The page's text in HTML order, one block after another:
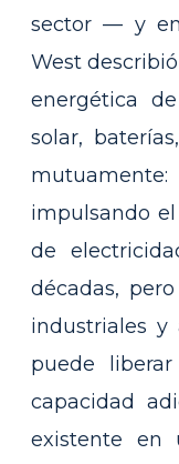
sector — y
West
energética
solar,
impulsando
de
décadas,
industriales y
puede
capacidad
existente en